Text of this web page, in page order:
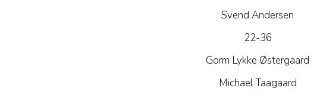
Svend Andersen
22-36
Gorm Lykke Østergaard
Michael Taagaard